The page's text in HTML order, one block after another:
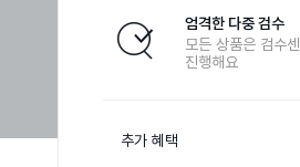
엄격한 다중 검수
모든 상품은 검수
진행해요
추가 혜택